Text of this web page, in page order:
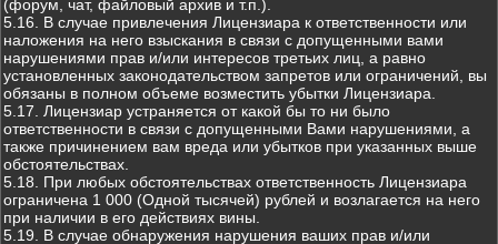
(форум, чат, файловый архив и т.п.).
5.16. В случае привлечения Лицензиара к ответственности или
наложения на него взыскания в связи с допущенными вами
нарушениями прав и/или интересов третьих лиц, а равно
установленных законодательством запретов или ограничений, вы
обязаны в полном объеме возместить убытки Лицензиара.
5.17. Лицензиар устраняется от какой бы то ни было
ответственности в связи с допущенными Вами нарушениями, а
также причинением вам вреда или убытков при указанных выше
обстоятельствах.
5.18. При любых обстоятельствах ответственность Лицензиара
ограничена 1 000 (Одной тысячей) рублей и возлагается на него
при наличии в его действиях вины.
5.19. В случае обнаружения нарушения ваших прав и/или